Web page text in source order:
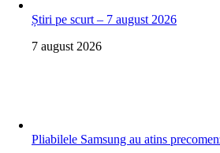
Știri pe scurt – 7 august 2026
7 august 2026
Pliabilele Samsung au atins